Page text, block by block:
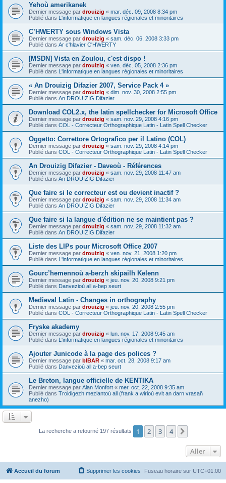
Yehoù amerikanek
Dernier message par drouizig « mar. déc. 09, 2008 8:34 pm
Publié dans L'informatique en langues régionales et minoritaires
C’HWERTY sous Windows Vista
Dernier message par drouizig « sam. déc. 06, 2008 3:33 pm
Publié dans Ar c'hlavier C'HWERTY
[MSDN] Vista en Zoulou, c'est dispo !
Dernier message par drouizig « ven. déc. 05, 2008 2:36 pm
Publié dans L'informatique en langues régionales et minoritaires
« An Drouizig Difazier 2007, Service Pack 4 »
Dernier message par drouizig « dim. nov. 30, 2008 2:55 pm
Publié dans An DROUIZIG Difazier
Download COL2.x, the latin spellchecker for Microsoft Office
Dernier message par drouizig « sam. nov. 29, 2008 4:16 pm
Publié dans COL - Correcteur Orthographique Latin - Latin Spell Checker
Oggetto: Correttore Ortografico per il Latino (COL)
Dernier message par drouizig « sam. nov. 29, 2008 4:14 pm
Publié dans COL - Correcteur Orthographique Latin - Latin Spell Checker
An Drouizig Difazier - Daveoù - Références
Dernier message par drouizig « sam. nov. 29, 2008 11:47 am
Publié dans An DROUIZIG Difazier
Que faire si le correcteur est ou devient inactif ?
Dernier message par drouizig « sam. nov. 29, 2008 11:34 am
Publié dans An DROUIZIG Difazier
Que faire si la langue d'édition ne se maintient pas ?
Dernier message par drouizig « sam. nov. 29, 2008 11:32 am
Publié dans An DROUIZIG Difazier
Liste des LIPs pour Microsoft Office 2007
Dernier message par drouizig « ven. nov. 21, 2008 1:20 pm
Publié dans L'informatique en langues régionales et minoritaires
Gourc’hemennoù a-berzh skipailh Kelenn
Dernier message par drouizig « jeu. nov. 20, 2008 9:21 pm
Publié dans Danvezioù all a-bep seurt
Medieval Latin - Changes in orthography
Dernier message par drouizig « jeu. nov. 20, 2008 2:55 pm
Publié dans COL - Correcteur Orthographique Latin - Latin Spell Checker
Fryske akademy
Dernier message par drouizig « lun. nov. 17, 2008 9:45 am
Publié dans L'informatique en langues régionales et minoritaires
Ajouter Junicode à la page des polices ?
Dernier message par bIBAR « mar. oct. 28, 2008 9:17 am
Publié dans Danvezioù all a-bep seurt
Le Breton, langue officielle de KENTIKA
Dernier message par Alan Monfort « mer. oct. 22, 2008 9:35 am
Publié dans Troidigezh meziantoù all (frank a wirioù evit an darn vrasañ
anezho)
La recherche a retourné 197 résultats 1 2 3 4
Aller
Accueil du forum Fuseau horaire sur UTC+01:00
Supprimer les cookies